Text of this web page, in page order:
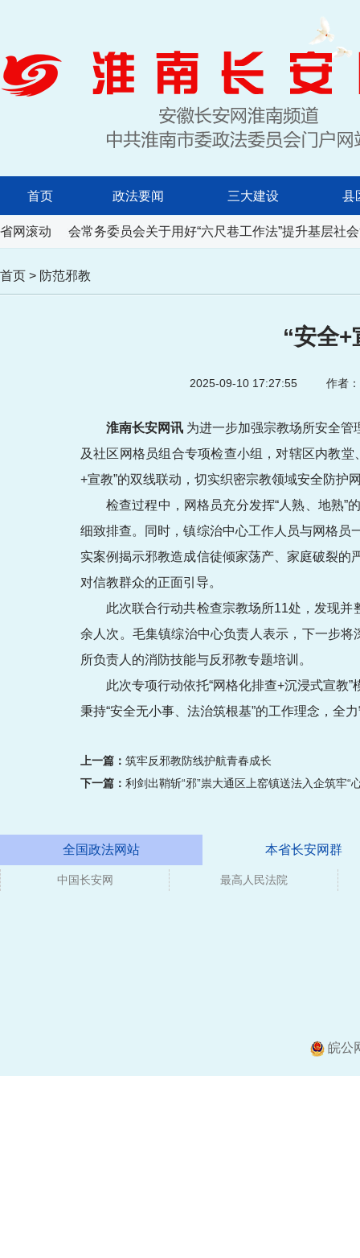
首页 政法要闻 三大建设 县
省网滚动
民代表大会常务委员会关于用好“六尺巷工作法”提升基层社会
首页 > 防范邪教
“安全
2025-09-10 17:27:55 作者
淮南长安网讯 为进一步加强宗教场所安全
及社区网格员组合专项检查小组，对辖区内教
+宣教”的双线联动，切实织密宗教领域安全防护
检查过程中，网格员充分发挥“人熟、地熟
细致排查。同时，镇综治中心工作人员与网格
实案例揭示邪教造成信徒倾家荡产、家庭破裂
对信教群众的正面引导。
此次联合行动共检查宗教场所11处，发现
余人次。毛集镇综治中心负责人表示，下一步将
所负责人的消防技能与反邪教专题培训。
此次专项行动依托“网格化排查+沉浸式宣教
秉持“安全无小事、法治筑根基”的工作理念，全
上一篇： 筑牢反邪教防线护航青春成长
下一篇： 利剑出鞘斩“邪”祟大通区上窑镇送法入企筑牢“
全国政法网站 本省长安网群
媒体
中国长安网 最高人民法院
皖公